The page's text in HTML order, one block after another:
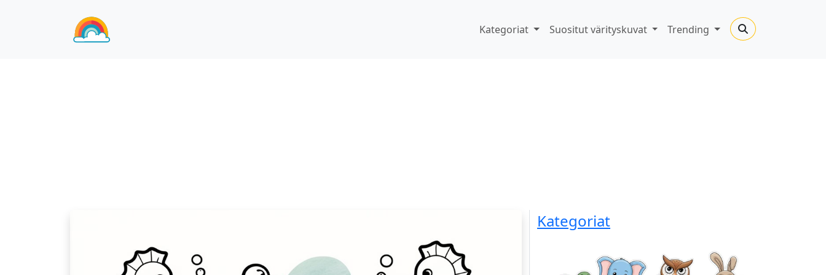
Kategoriat Suositut värityskuvat Trending
Kategoriat